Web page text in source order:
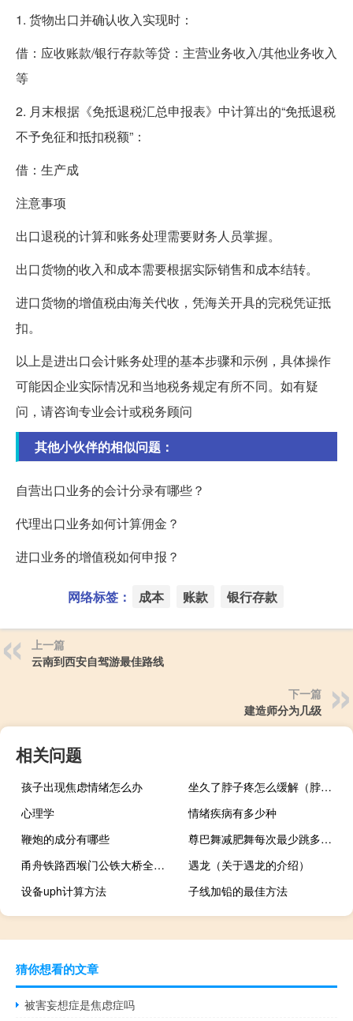
1. 货物出口并确认收入实现时：
借：应收账款/银行存款等贷：主营业务收入/其他业务收入
等
2. 月末根据《免抵退税汇总申报表》中计算出的“免抵退税
不予免征和抵扣税额”：
借：生产成
注意事项
出口退税的计算和账务处理需要财务人员掌握。
出口货物的收入和成本需要根据实际销售和成本结转。
进口货物的增值税由海关代收，凭海关开具的完税凭证抵
扣。
以上是进出口会计账务处理的基本步骤和示例，具体操作
可能因企业实际情况和当地税务规定有所不同。如有疑
问，请咨询专业会计或税务顾问
其他小伙伴的相似问题：
自营出口业务的会计分录有哪些？
代理出口业务如何计算佣金？
进口业务的增值税如何申报？
网络标签： 成本 账款 银行存款
上一篇
云南到西安自驾游最佳路线
下一篇
建造师分为几级
相关问题
孩子出现焦虑情绪怎么办
坐久了脖子疼怎么缓解（脖子疼怎么缓解）
心理学
情绪疾病有多少种
鞭炮的成分有哪些
尊巴舞减肥舞每次最少跳多长时间
甬舟铁路西堠门公铁大桥全面动工 系世界最大跨径公铁大桥
遇龙（关于遇龙的介绍）
设备uph计算方法
子线加铅的最佳方法
猜你想看的文章
被害妄想症是焦虑症吗